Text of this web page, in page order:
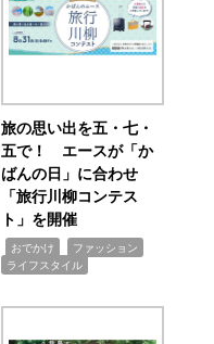
旅の思い出を五・七・
五で！ エースが「か
ばんの日」に合わせ
「旅行川柳コンテス
ト」を開催
おでかけ ファッション
ライフスタイル